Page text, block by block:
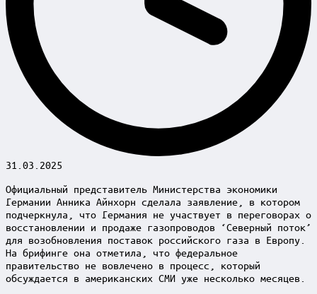
31.03.2025
Официальный представитель Министерства экономики
Германии Анника Айнхорн сделала заявление, в котором
подчеркнула, что Германия не участвует в переговорах о
восстановлении и продаже газопроводов ‘Северный поток’
для возобновления поставок российского газа в Европу.
На брифинге она отметила, что федеральное
правительство не вовлечено в процесс, который
обсуждается в американских СМИ уже несколько месяцев.